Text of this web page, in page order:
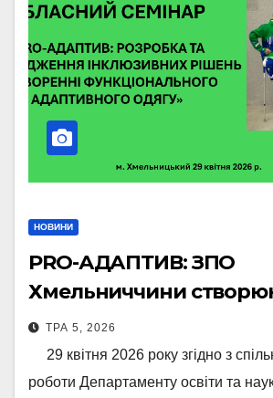
НОВИНИ
PRO-АДАПТИВ: ЗПО
Хмельниччини
адаптивний одяг
ТРА 5, 2026
29 квітня 2026 року згідно з
роботи Департаменту освіти та